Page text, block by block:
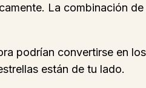
La combinación de
podrían convertirse en
están de tu lado.